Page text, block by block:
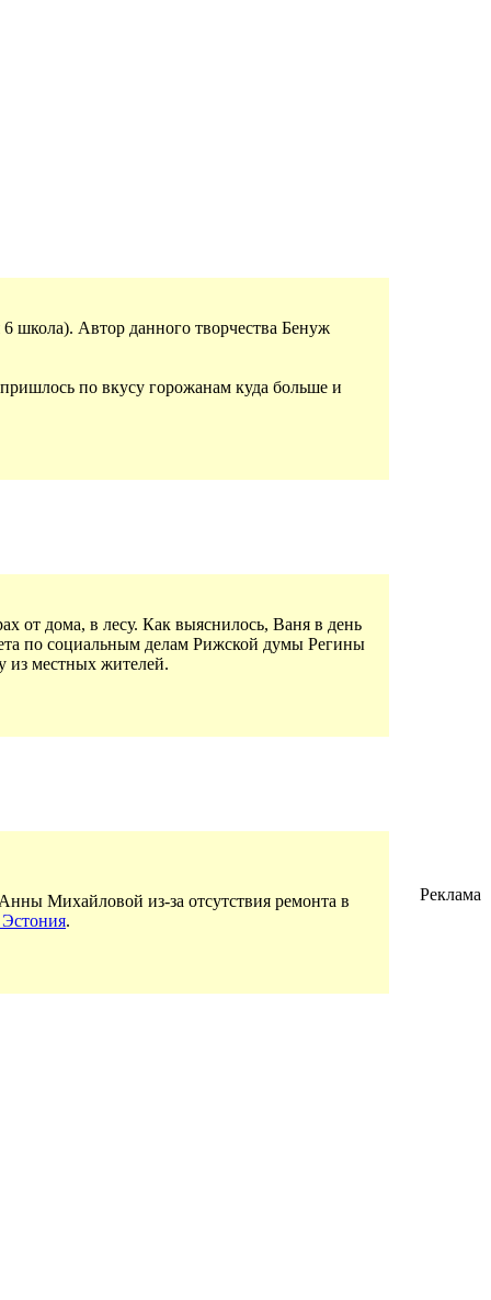
школа). Автор данного творчества Бенуж
по вкусу горожанам куда больше и
от дома, в лесу. Как выяснилось, Ваня в день
по социальным делам Рижской думы Регины
из местных жителей.
Михайловой из-за отсутствия ремонта в
.
Реклама